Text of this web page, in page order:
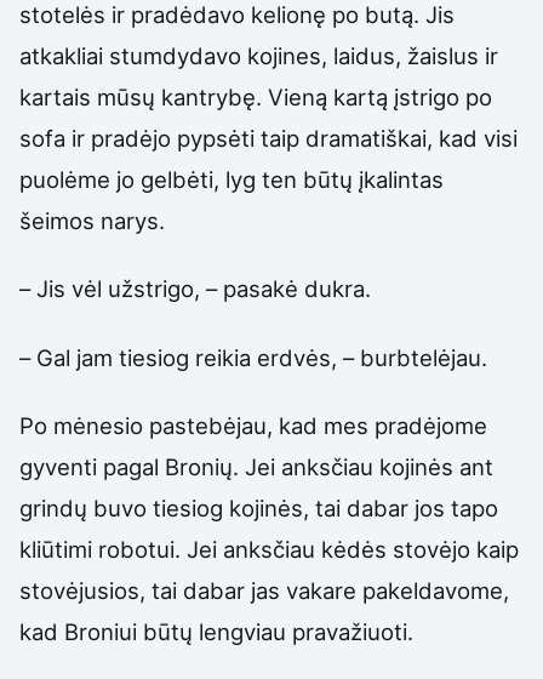
stotelės ir pradėdavo kelionę po butą. Jis
atkakliai stumdydavo kojines, laidus, žaislus ir
kartais mūsų kantrybę. Vieną kartą įstrigo po
sofa ir pradėjo pypsėti taip dramatiškai, kad visi
puolėme jo gelbėti, lyg ten būtų įkalintas
šeimos narys.
– Jis vėl užstrigo, – pasakė dukra.
– Gal jam tiesiog reikia erdvės, – burbtelėjau.
Po mėnesio pastebėjau, kad mes pradėjome
gyventi pagal Bronių. Jei anksčiau kojinės ant
grindų buvo tiesiog kojinės, tai dabar jos tapo
kliūtimi robotui. Jei anksčiau kėdės stovėjo kaip
stovėjusios, tai dabar jas vakare pakeldavome,
kad Broniui būtų lengviau pravažiuoti.